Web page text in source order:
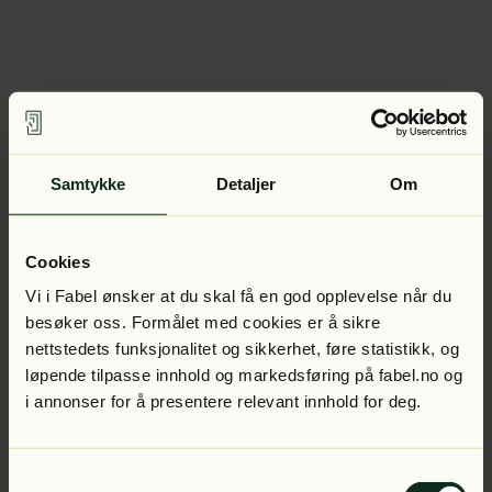
Samtykke Detaljer Om
Cookies
Vi i Fabel ønsker at du skal få en god opplevelse når du
besøker oss. Formålet med cookies er å sikre
nettstedets funksjonalitet og sikkerhet, føre statistikk, og
løpende tilpasse innhold og markedsføring på fabel.no og
i annonser for å presentere relevant innhold for deg.